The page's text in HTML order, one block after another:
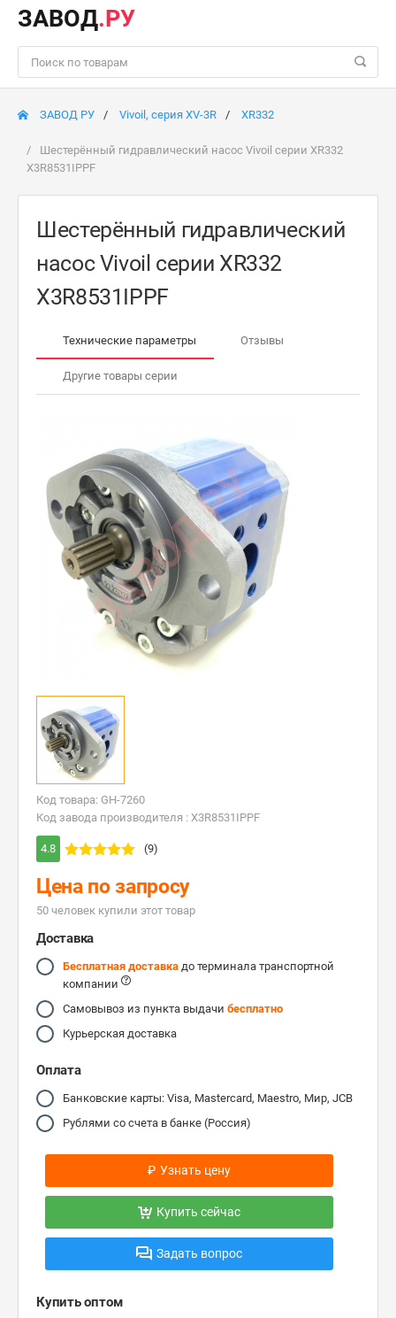
ЗАВОД.РУ
ЗАВОД РУ Vivoil, серия XV-3R XR332
Шестерённый гидравлический насос Vivoil серии XR332
X3R8531IPPF
Шестерённый гидравлический
насос Vivoil серии XR332
X3R8531IPPF
Технические параметры Отзывы
Другие товары серии
Код товара: GH-7260
Код завода производителя : X3R8531IPPF
4.8 (9)
Цена по запросу
50 человек купили этот товар
Доставка
Бесплатная доставка до терминала транспортной
компании
Самовывоз из пункта выдачи бесплатно
Курьерская доставка
Оплата
Банковские карты: Visa, Mastercard, Maestro, Мир, JCB
Рублями со счета в банке (Россия)
₽ Узнать цену
Купить сейчас
Задать вопрос
Купить оптом